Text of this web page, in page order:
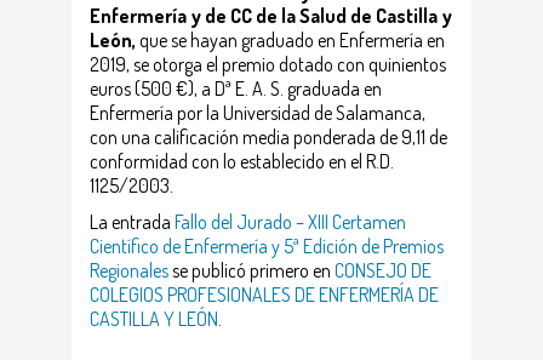
Enfermería y de CC de la Salud de Castilla y
León, que se hayan graduado en Enfermería en
2019, se otorga el premio dotado con quinientos
euros (500 €), a Dª E. A. S. graduada en
Enfermería por la Universidad de Salamanca,
con una calificación media ponderada de 9,11 de
conformidad con lo establecido en el R.D.
1125/2003.
La entrada Fallo del Jurado – XIII Certamen
Científico de Enfermería y 5ª Edición de Premios
Regionalesse publicó primero en CONSEJO DE
COLEGIOS PROFESIONALES DE ENFERMERÍA DE
CASTILLA Y LEÓN.